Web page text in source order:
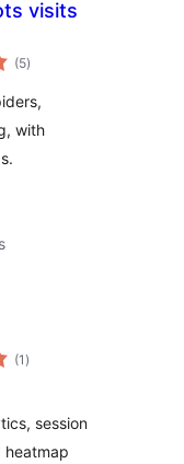
visits
(5puntuacions
totals
)
with
(1 puntuacions
totals
)
session
heatmap